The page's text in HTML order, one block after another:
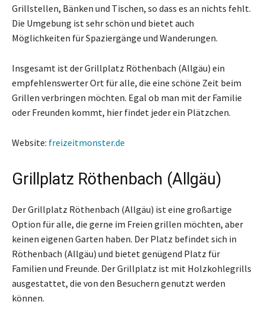
Grillstellen, Bänken und Tischen, so dass es an nichts fehlt.
Die Umgebung ist sehr schön und bietet auch
Möglichkeiten für Spaziergänge und Wanderungen.
Insgesamt ist der Grillplatz Röthenbach (Allgäu) ein
empfehlenswerter Ort für alle, die eine schöne Zeit beim
Grillen verbringen möchten. Egal ob man mit der Familie
oder Freunden kommt, hier findet jeder ein Plätzchen.
Website: freizeitmonster.de
Grillplatz Röthenbach (Allgäu)
Der Grillplatz Röthenbach (Allgäu) ist eine großartige
Option für alle, die gerne im Freien grillen möchten, aber
keinen eigenen Garten haben. Der Platz befindet sich in
Röthenbach (Allgäu) und bietet genügend Platz für
Familien und Freunde. Der Grillplatz ist mit Holzkohlegrills
ausgestattet, die von den Besuchern genutzt werden
können.